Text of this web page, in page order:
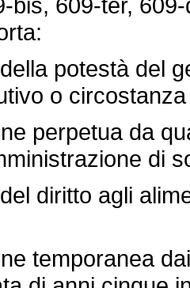
potestà del
o
perpetua da
di
diritto agli
temporanea